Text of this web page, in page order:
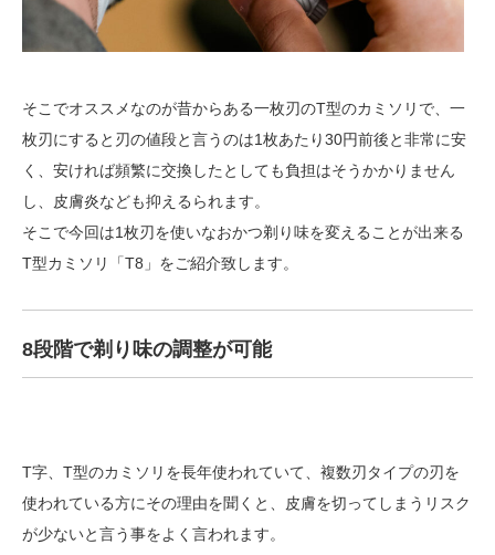
そこでオススメなのが昔からある一枚刃のT型のカミソリで、一
枚刃にすると刃の値段と言うのは1枚あたり30円前後と非常に安
く、安ければ頻繁に交換したとしても負担はそうかかりません
し、皮膚炎なども抑えるられます。
そこで今回は1枚刃を使いなおかつ剃り味を変えることが出来る
T型カミソリ「T8」をご紹介致します。
8段階で剃り味の調整が可能
T字、T型のカミソリを長年使われていて、複数刃タイプの刃を
使われている方にその理由を聞くと、皮膚を切ってしまうリスク
が少ないと言う事をよく言われます。